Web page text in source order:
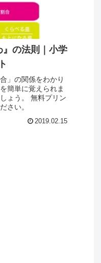
の法則｜小学
」の関係をわかり
簡単に覚えられま
ょう。 無料プリン
さい。
2019.02.15